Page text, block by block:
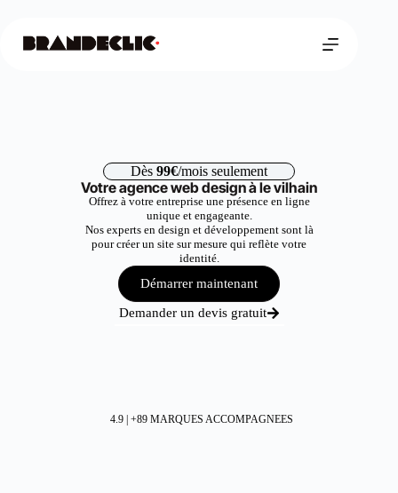
Dès 99€/mois seulement
Votre agence web design à le vilhain
Offrez à votre entreprise une présence en ligne
unique et engageante.
Nos experts en design et développement sont là
pour créer un site sur mesure qui reflète votre
identité.
Démarrer maintenant
Demander un devis gratuit
4.9 | +89 MARQUES ACCOMPAGNEES